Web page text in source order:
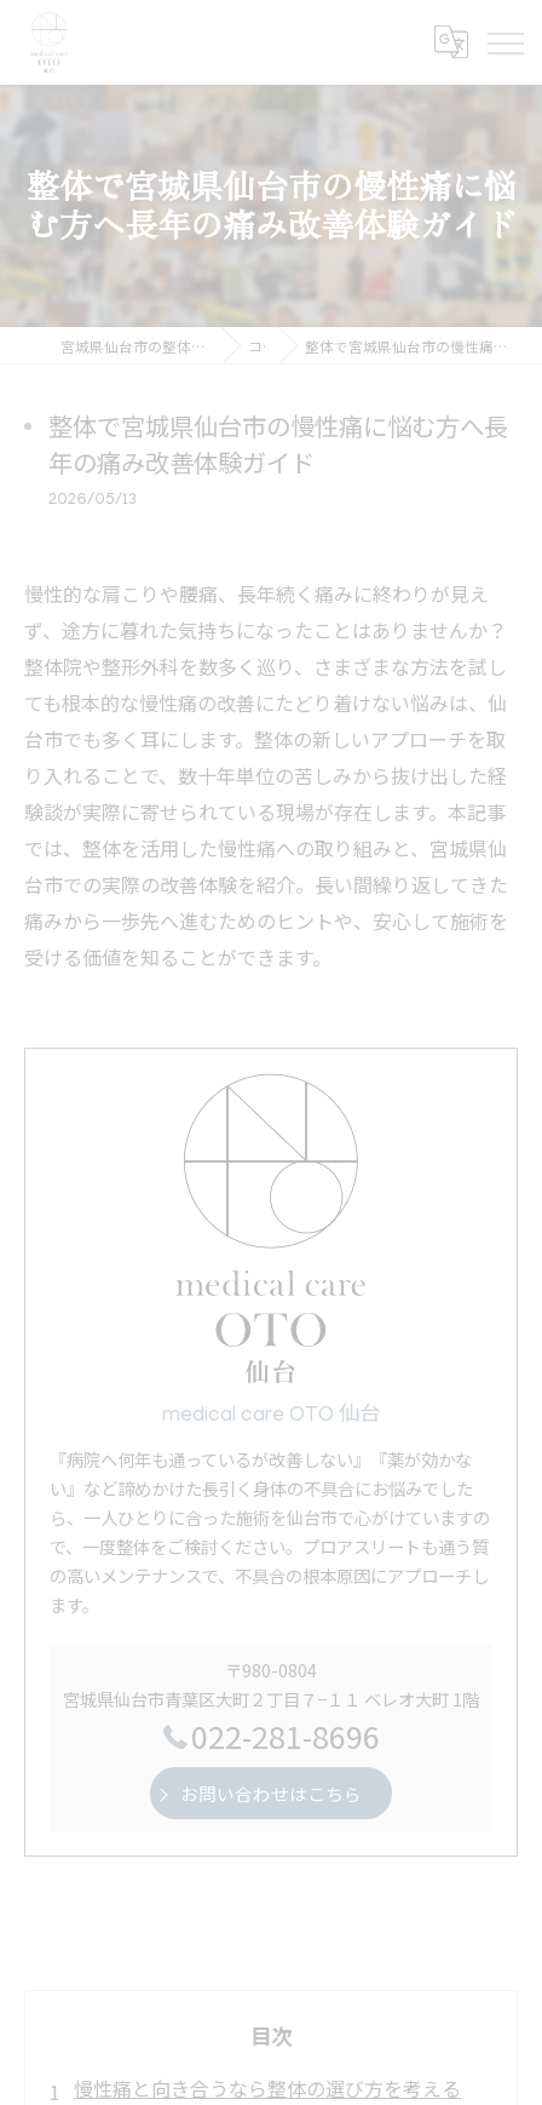
整体で宮城県仙台市の慢性痛に悩
む方へ長年の痛み改善体験ガイド
宮城県仙台市の整体ならmedical care OTO 仙台 コラム 整体で宮城県仙台市の慢性痛に悩む方へ長年の痛み改善体験ガイド
整体で宮城県仙台市の慢性痛に悩む方へ長
年の痛み改善体験ガイド
2026/05/13
慢性的な肩こりや腰痛、長年続く痛みに終わりが見え
ず、途方に暮れた気持ちになったことはありませんか？
整体院や整形外科を数多く巡り、さまざまな方法を試し
ても根本的な慢性痛の改善にたどり着けない悩みは、仙
台市でも多く耳にします。整体の新しいアプローチを取
り入れることで、数十年単位の苦しみから抜け出した経
験談が実際に寄せられている現場が存在します。本記事
では、整体を活用した慢性痛への取り組みと、宮城県仙
台市での実際の改善体験を紹介。長い間繰り返してきた
痛みから一歩先へ進むためのヒントや、安心して施術を
受ける価値を知ることができます。
medical care OTO 仙台
『病院へ何年も通っているが改善しない』『薬が効かな
い』など諦めかけた長引く身体の不具合にお悩みでした
ら、一人ひとりに合った施術を仙台市で心がけていますの
で、一度整体をご検討ください。プロアスリートも通う質
の高いメンテナンスで、不具合の根本原因にアプローチし
ます。
〒980-0804
宮城県仙台市青葉区大町２丁目７−１１ ベレオ大町 1階
022-281-8696
お問い合わせはこちら
目次
慢性痛と向き合うなら整体の選び方を考える